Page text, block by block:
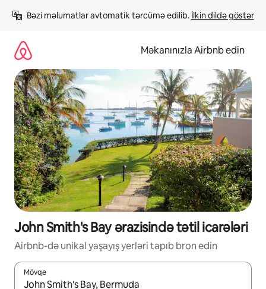
keç
Bəzi məlumatlar avtomatik tərcümə edilib. İlkin dildə göstər
Məkanınızla Airbnb edin
John Smith's Bay ərazisində tətil icarələri
Airbnb-də unikal yaşayış yerləri tapıb bron edin
Mövqe
Nəticələr varsa, yuxarı və aşağı ox düymələri ilə naviqasiya